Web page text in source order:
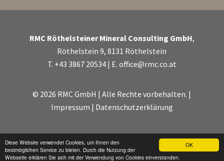
OK
Diese Website verwendet Cookies, um Ihnen den
bestmöglichen Service zu bieten. Durch die Nutzung der
Webseite erklären Sie sich mit der Verwendung von Cookies einverstanden.
RMC Röthelsteiner Mineral Consulting GmbH,
Röthelstein 9, 8131 Röthelstein
T. +43 3867 20534| E. office@rmc.co.at
© 2026 RMC GmbH | Alle Rechte vorbehalten. |
Impressum | Datenschutzerklärung